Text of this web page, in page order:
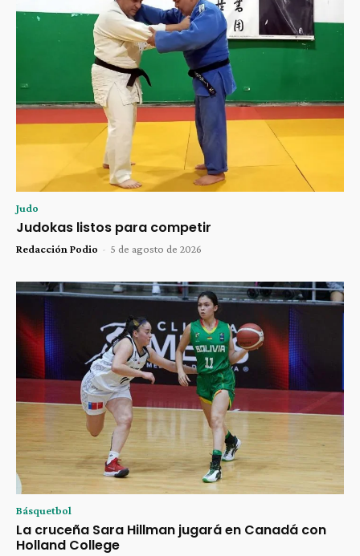
Judo
Judokas listos para competir
Redacción Podio - 5 de agosto de 2026
Básquetbol
La cruceña Sara Hillman jugará en Canadá con
Holland College